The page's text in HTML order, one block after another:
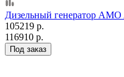
Дизельный генератор
105219 р.
116910 р.
Под заказ